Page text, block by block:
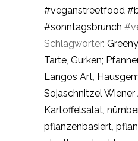
#veganstreetfood
#sonntagsbrunch
Schlagwörter:
Tarte Gurken;
Langos Art
Sojaschnitzel Wiener
Kartoffelsalat
pflanzenbasiert